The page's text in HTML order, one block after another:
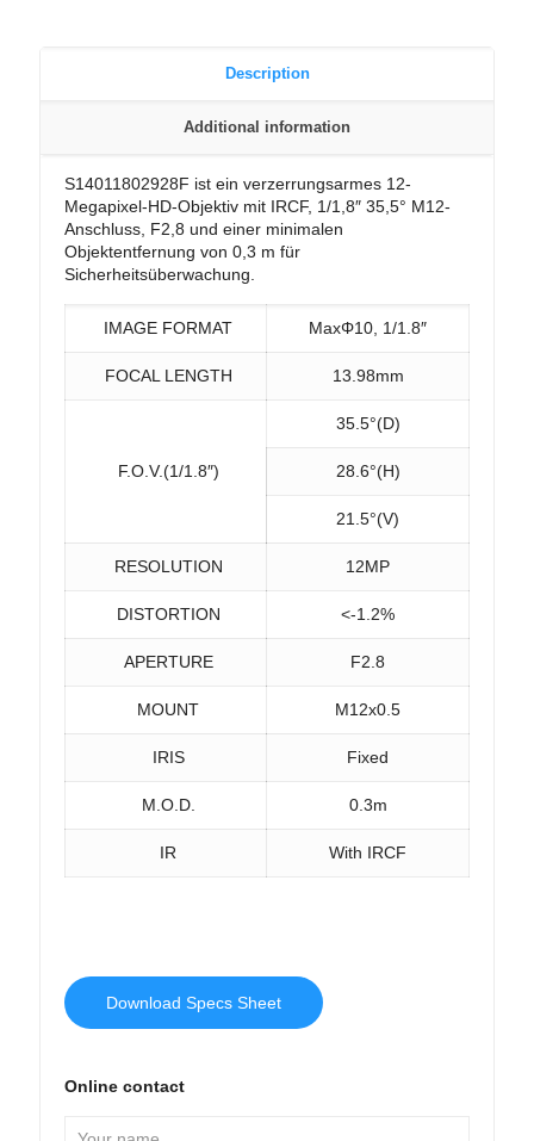
Description
Additional information
S14011802928F ist ein verzerrungsarmes 12-
Megapixel-HD-Objektiv mit IRCF, 1/1,8″ 35,5° M12-
Anschluss, F2,8 und einer minimalen
Objektentfernung von 0,3 m für
Sicherheitsüberwachung.
IMAGE FORMAT MaxΦ10, 1/1.8″
FOCAL LENGTH 13.98mm
F.O.V.(1/1.8″)
35.5°(D)
28.6°(H)
21.5°(V)
RESOLUTION 12MP
DISTORTION <-1.2%
APERTURE F2.8
MOUNT M12x0.5
IRIS Fixed
M.O.D. 0.3m
IR With IRCF
Download Specs Sheet
Online contact